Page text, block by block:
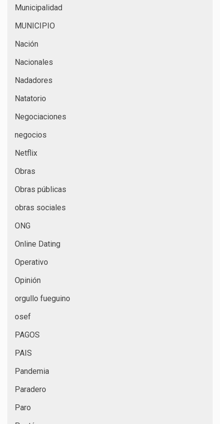
Municipalidad
MUNICIPIO
Nación
Nacionales
Nadadores
Natatorio
Negociaciones
negocios
Netflix
Obras
Obras públicas
obras sociales
ONG
Online Dating
Operativo
Opinión
orgullo fueguino
osef
PAGOS
PAIS
Pandemia
Paradero
Paro